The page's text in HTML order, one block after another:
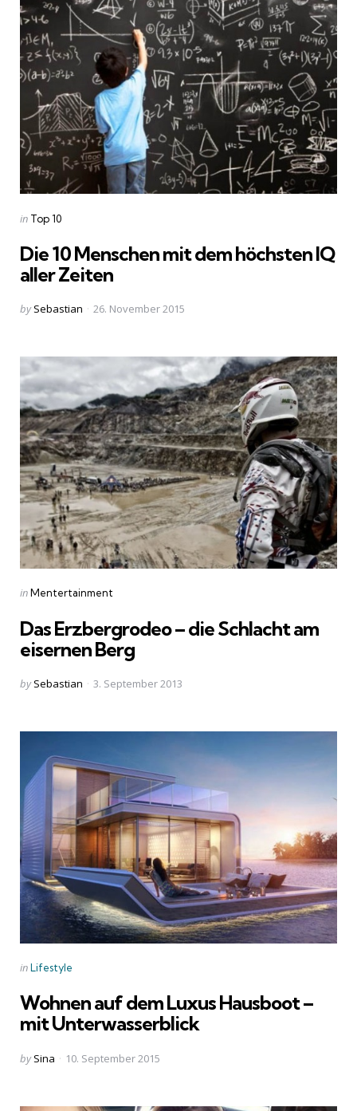
Categories
Posted
in Top 10
Die 10 Menschen mit dem höchsten IQ
aller Zeiten
Posted
by Sebastian 26. November 2015
Categories
Posted
inMentertainment
Das Erzbergrodeo – die Schlacht am
eisernen Berg
Posted
by Sebastian 3. September 2013
Categories
Posted
inLifestyle
Wohnen auf dem Luxus Hausboot –
mit Unterwasserblick
Posted
by Sina 10. September 2015